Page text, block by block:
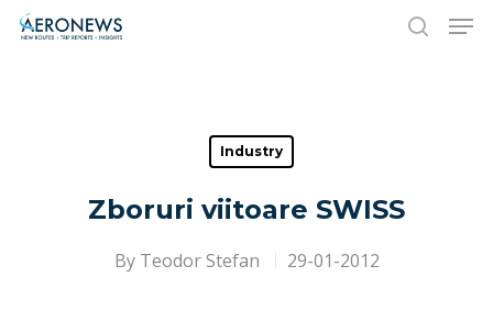
Hit enter to search or ESC to close
Industry
Zboruri viitoare SWISS
By Teodor Stefan 29-01-2012